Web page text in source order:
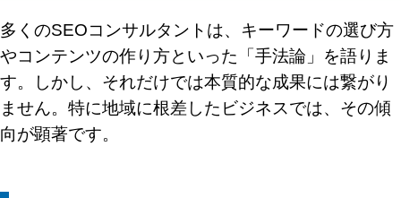
多くのSEOコンサルタントは、キーワードの選び方
やコンテンツの作り方といった「手法論」を語りま
す。しかし、それだけでは本質的な成果には繋がり
ません。特に地域に根差したビジネスでは、その傾
向が顕著です。